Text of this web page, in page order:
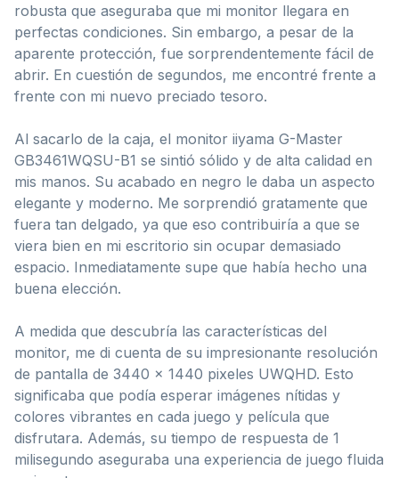
robusta que aseguraba que mi monitor llegara en
perfectas condiciones. Sin embargo, a pesar de la
aparente protección, fue sorprendentemente fácil de
abrir. En cuestión de segundos, me encontré frente a
frente con mi nuevo preciado tesoro.
Al sacarlo de la caja, el monitor iiyama G-Master
GB3461WQSU-B1 se sintió sólido y de alta calidad en
mis manos. Su acabado en negro le daba un aspecto
elegante y moderno. Me sorprendió gratamente que
fuera tan delgado, ya que eso contribuiría a que se
viera bien en mi escritorio sin ocupar demasiado
espacio. Inmediatamente supe que había hecho una
buena elección.
A medida que descubría las características del
monitor, me di cuenta de su impresionante resolución
de pantalla de 3440 x 1440 pixeles UWQHD. Esto
significaba que podía esperar imágenes nítidas y
colores vibrantes en cada juego y película que
disfrutara. Además, su tiempo de respuesta de 1
milisegundo aseguraba una experiencia de juego fluida